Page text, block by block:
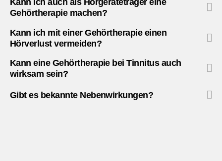
Kann ich auch als Hörgeräteträger eine
Gehörtherapie machen?
Kann ich mit einer Gehörtherapie einen
Hörverlust vermeiden?
Kann eine Gehörtherapie bei Tinnitus auch
wirksam sein?
Gibt es bekannte Nebenwirkungen?